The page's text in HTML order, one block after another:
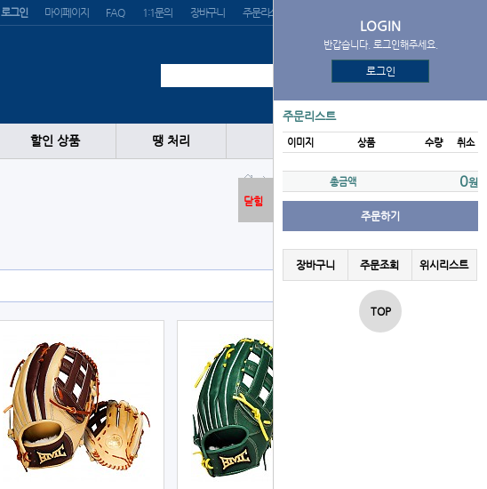
로그인 마이페이지 FAQ 1:1문의 장바구니 주문리스트
할인 상품 땡 처리
BMC
LOGIN
반갑습니다. 로그인해주세요.
로그인
주문리스트
이미지 상품 수량 취소
총금액 0원
주문하기
장바구니 주문조회 위시리스트
TOP
닫힘